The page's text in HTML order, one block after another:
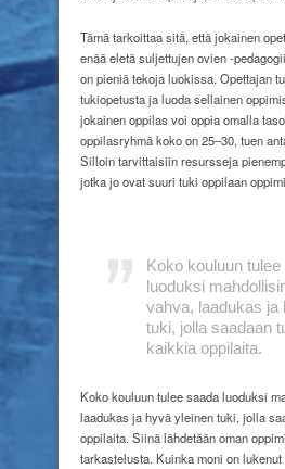
Tämä tarkoittaa sitä, että jokainen
enää eletä suljettujen ovien -
on pieniä tekoja luokissa. Opettajan
tukiopetusta ja luoda sellainen
jokainen oppilas voi oppia omalla
oppilasryhmä koko on 25–30, tuen
Silloin tarvittaisiin resursseja
jotka jo ovat suuri tuki oppilaan
Koko kouluun tulee
luoduksi
vahva, laadukas ja
tuki, jolla saadaan
kaikkia oppilaita.
Koko kouluun tulee saada luoduksi
laadukas ja hyvä yleinen tuki, jolla
oppilaita. Siinä lähdetään oman
tarkastelusta. Kuinka moni on